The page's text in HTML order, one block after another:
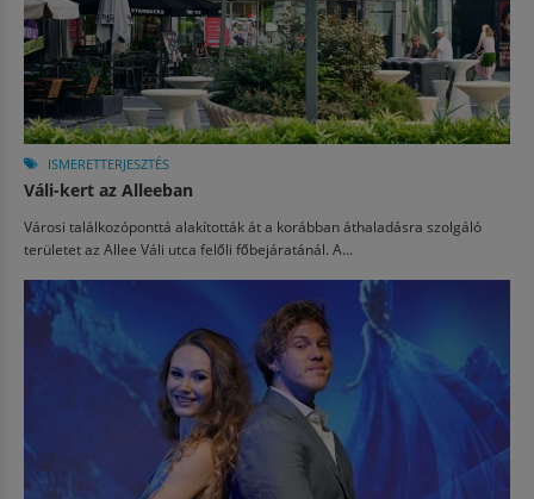
ISMERETTERJESZTÉS
Váli-kert az Alleeban
Városi találkozóponttá alakították át a korábban áthaladásra szolgáló
területet az Allee Váli utca felőli főbejáratánál. A...